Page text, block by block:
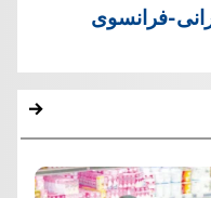
فرانسوی